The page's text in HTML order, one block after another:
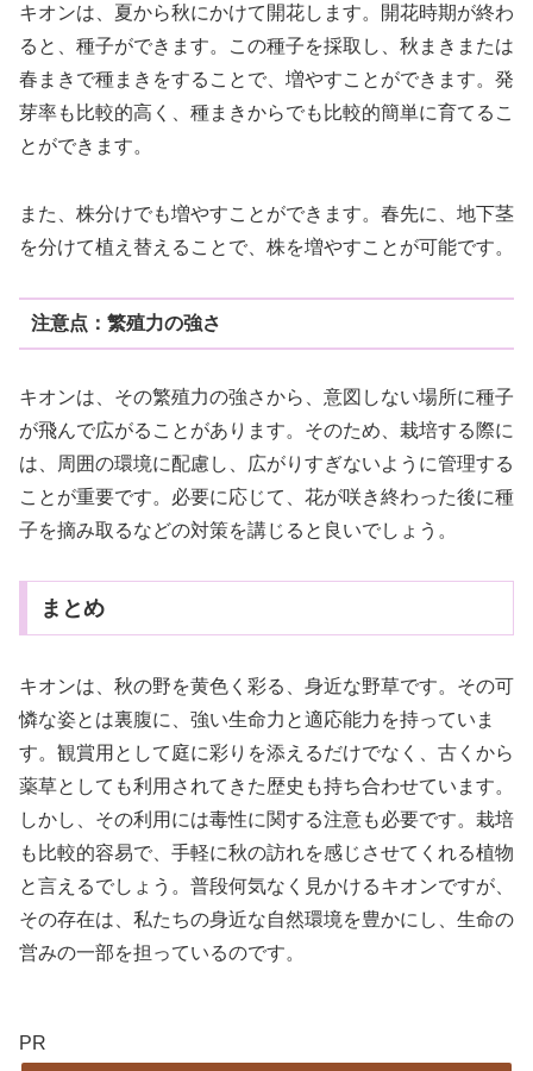
キオンは、夏から秋にかけて開花します。開花時期が終わ
ると、種子ができます。この種子を採取し、秋まきまたは
春まきで種まきをすることで、増やすことができます。発
芽率も比較的高く、種まきからでも比較的簡単に育てるこ
とができます。
また、株分けでも増やすことができます。春先に、地下茎
を分けて植え替えることで、株を増やすことが可能です。
注意点：繁殖力の強さ
キオンは、その繁殖力の強さから、意図しない場所に種子
が飛んで広がることがあります。そのため、栽培する際に
は、周囲の環境に配慮し、広がりすぎないように管理する
ことが重要です。必要に応じて、花が咲き終わった後に種
子を摘み取るなどの対策を講じると良いでしょう。
まとめ
キオンは、秋の野を黄色く彩る、身近な野草です。その可
憐な姿とは裏腹に、強い生命力と適応能力を持っていま
す。観賞用として庭に彩りを添えるだけでなく、古くから
薬草としても利用されてきた歴史も持ち合わせています。
しかし、その利用には毒性に関する注意も必要です。栽培
も比較的容易で、手軽に秋の訪れを感じさせてくれる植物
と言えるでしょう。普段何気なく見かけるキオンですが、
その存在は、私たちの身近な自然環境を豊かにし、生命の
営みの一部を担っているのです。
PR